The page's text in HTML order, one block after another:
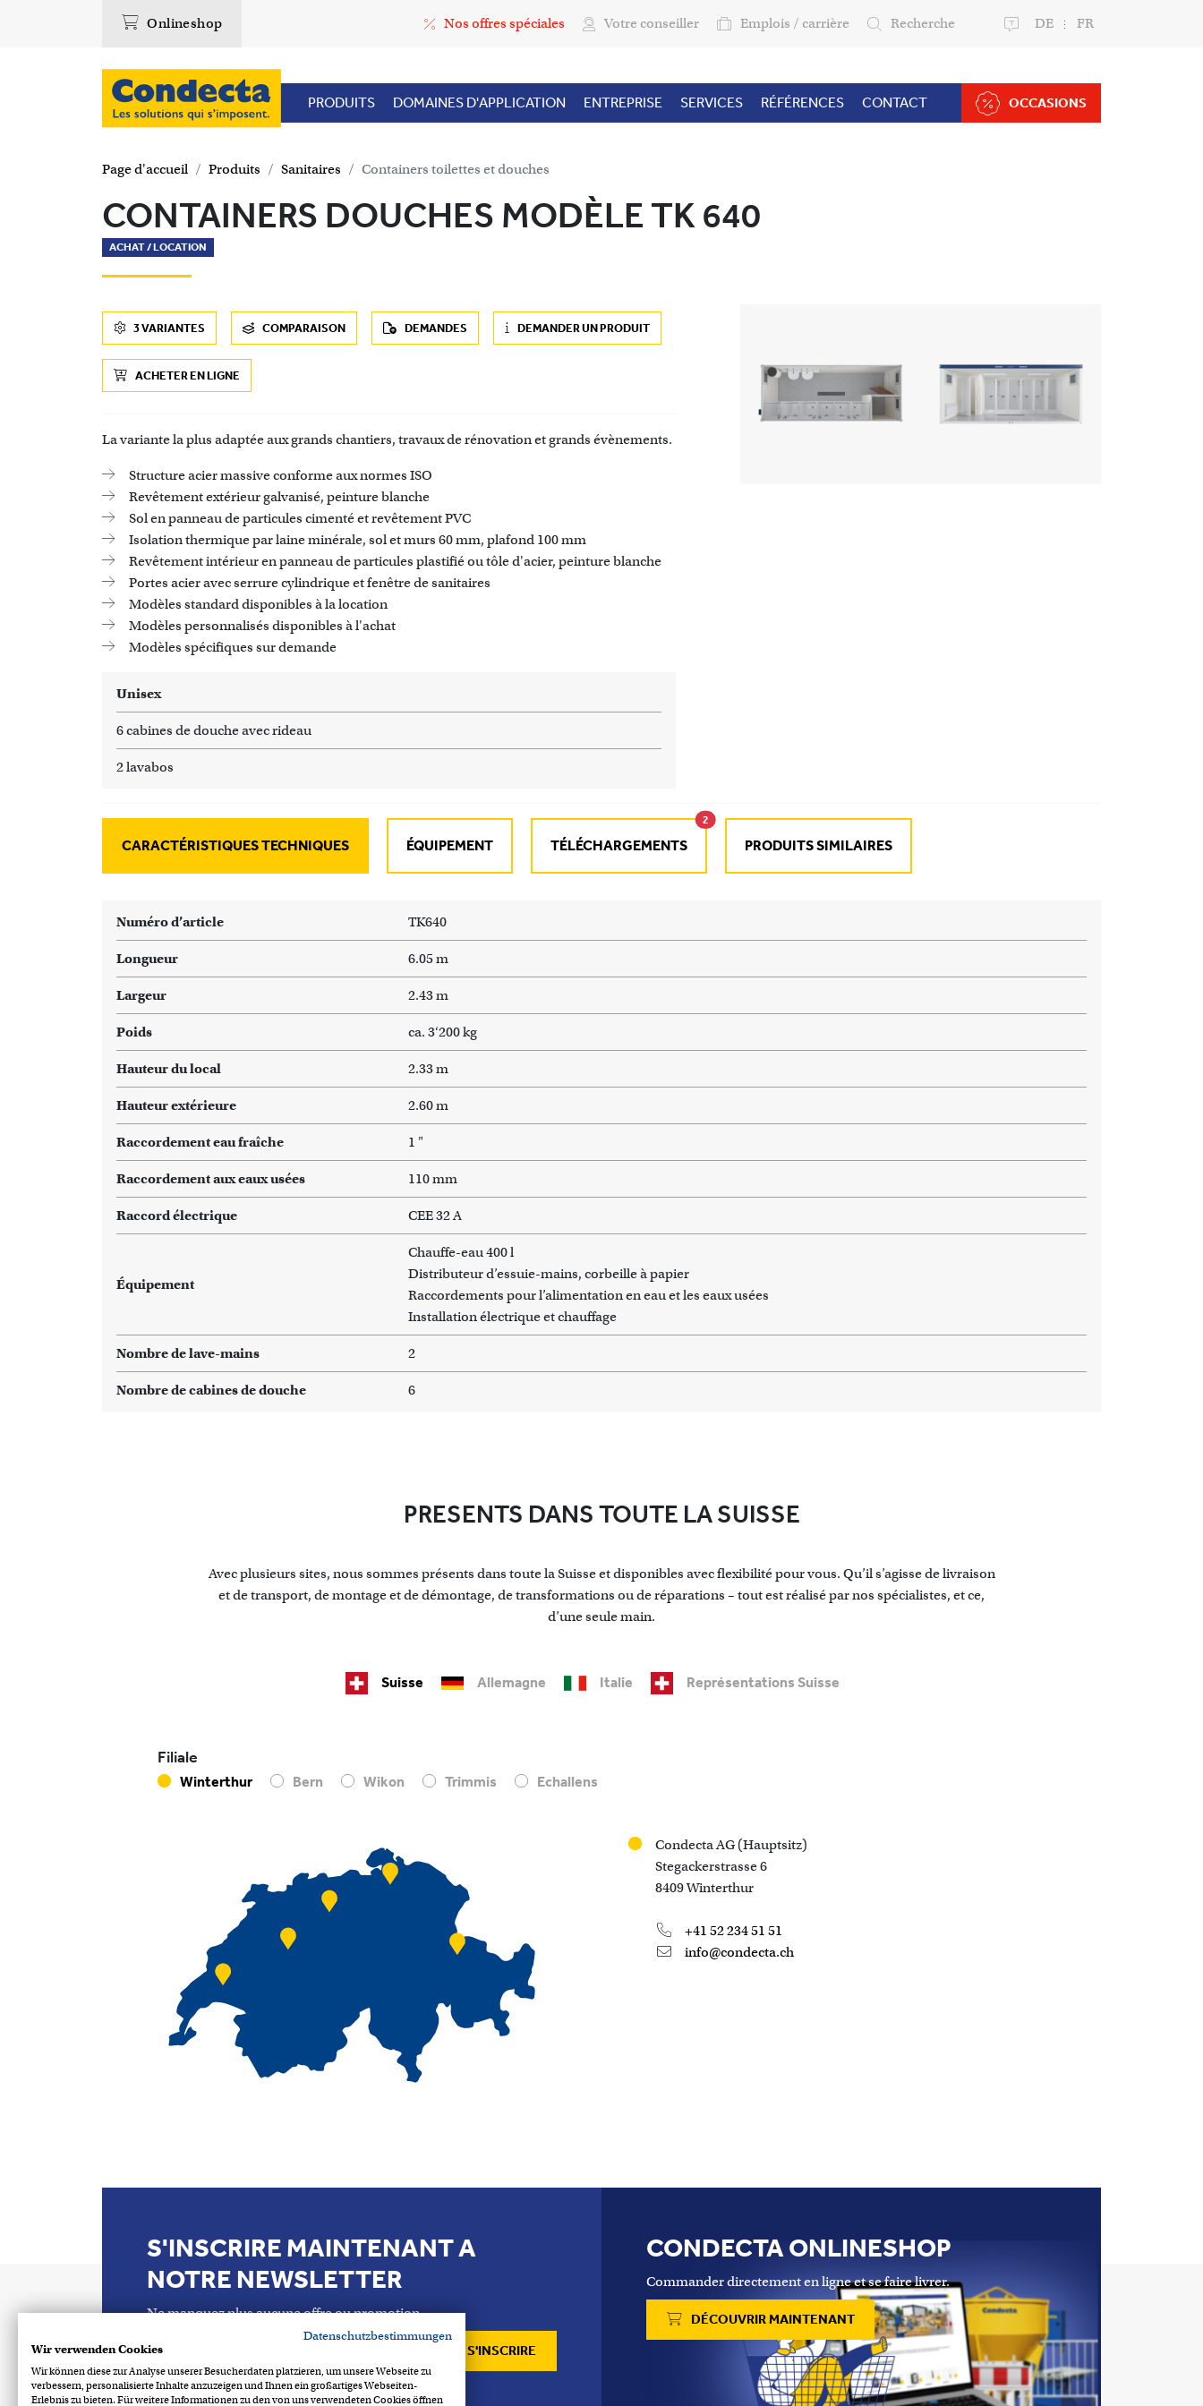
Onlineshop Top Menu
Nos offres spéciales Votre conseiller Emplois / carrière Recherche DE FR
PRODUITS DOMAINES D'APPLICATION ENTREPRISE SERVICES RÉFÉRENCES CONTACT OCCASIONS
Page d'accueil Produits Sanitaires Containers toilettes et douches
CONTAINERS DOUCHES MODÈLE TK 640
ACHAT /LOCATION
3 VARIANTES COMPARAISON DEMANDES DEMANDER UN PRODUIT
ACHETER EN LIGNE
La variante la plus adaptée aux grands chantiers, travaux de rénovation et grands évènements.
Structure acier massive conforme aux normes ISO
Revêtement extérieur galvanisé, peinture blanche
Sol en panneau de particules cimenté et revêtement PVC
Isolation thermique par laine minérale, sol et murs 60 mm, plafond 100 mm
Revêtement intérieur en panneau de particules plastifié ou tôle d'acier, peinture blanche
Portes acier avec serrure cylindrique et fenêtre de sanitaires
Modèles standard disponibles à la location
Modèles personnalisés disponibles à l'achat
Modèles spécifiques sur demande
Unisex
6 cabines de douche avec rideau
2 lavabos
CARACTÉRISTIQUES TECHNIQUES ÉQUIPEMENT TÉLÉCHARGEMENTS
2
PRODUITS SIMILAIRES
Numéro d’article TK640
Longueur 6.05 m
Largeur 2.43 m
Poids ca. 3‘200 kg
Hauteur du local 2.33 m
Hauteur extérieure 2.60 m
Raccordement eau fraîche 1 "
Raccordement aux eaux usées 110 mm
Raccord électrique CEE 32 A
Équipement
Chauffe-eau 400 l
Distributeur d’essuie-mains, corbeille à papier
Raccordements pour l’alimentation en eau et les eaux usées
Installation électrique et chauffage
Nombre de lave-mains 2
Nombre de cabines de douche 6
PRESENTS DANS TOUTE LA SUISSE
Avec plusieurs sites, nous sommes présents dans toute la Suisse et disponibles avec flexibilité pour vous. Qu’il s’agisse de livraison
et de transport, de montage et de démontage, de transformations ou de réparations – tout est réalisé par nos spécialistes, et ce,
d’une seule main.
Suisse Allemagne Italie Représentations Suisse
Condecta AG (Hauptsitz)
Stegackerstrasse 6
8409 Winterthur
+41 52 234 51 51
info@condecta.ch
Filiale
Winterthur Bern Wikon Trimmis Echallens
S'INSCRIRE MAINTENANT A
NOTRE NEWSLETTER
Ne manquez plus aucune offre ou promotion.
S'INSCRIRE
CONDECTA ONLINESHOP
Commander directement en ligne et se faire livrer.
DÉCOUVRIR MAINTENANT
Datenschutzbestimmungen
Wir verwenden Cookies
Wir können diese zur Analyse unserer Besucherdaten platzieren, um unsere Webseite zu
verbessern, personalisierte Inhalte anzuzeigen und Ihnen ein großartiges Webseiten-
Erlebnis zu bieten. Für weitere Informationen zu den von uns verwendeten Cookies öffnen